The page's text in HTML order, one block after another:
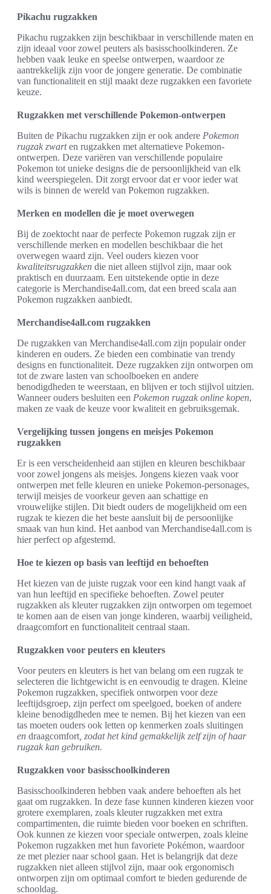
Pikachu rugzakken
Pikachu rugzakken zijn beschikbaar in verschillende maten en
zijn ideaal voor zowel peuters als basisschoolkinderen. Ze
hebben vaak leuke en speelse ontwerpen, waardoor ze
aantrekkelijk zijn voor de jongere generatie. De combinatie
van functionaliteit en stijl maakt deze rugzakken een favoriete
keuze.
Rugzakken met verschillende Pokemon-ontwerpen
Buiten de Pikachu rugzakken zijn er ook andere Pokemon
rugzak zwarten rugzakken met alternatieve Pokemon-
ontwerpen. Deze variëren van verschillende populaire
Pokemon tot unieke designs die de persoonlijkheid van elk
kind weerspiegelen. Dit zorgt ervoor dat er voor ieder wat
wils is binnen de wereld van Pokemon rugzakken.
Merken en modellen die je moet overwegen
Bij de zoektocht naar de perfecte Pokemon rugzak zijn er
verschillende merken en modellen beschikbaar die het
overwegen waard zijn. Veel ouders kiezen voor
kwaliteitsrugzakken die niet alleen stijlvol zijn, maar ook
praktisch en duurzaam. Een uitstekende optie in deze
categorie is Merchandise4all.com, dat een breed scala aan
Pokemon rugzakken aanbiedt.
Merchandise4all.com rugzakken
De rugzakken van Merchandise4all.com zijn populair onder
kinderen en ouders. Ze bieden een combinatie van trendy
designs en functionaliteit. Deze rugzakken zijn ontworpen om
tot de zware lasten van schoolboeken en andere
benodigdheden te weerstaan, en blijven er toch stijlvol uitzien.
Wanneer ouders besluiten een Pokemon rugzak online kopen,
maken ze vaak de keuze voor kwaliteit en gebruiksgemak.
Vergelijking tussen jongens en meisjes Pokemon
rugzakken
Er is een verscheidenheid aan stijlen en kleuren beschikbaar
voor zowel jongens als meisjes. Jongens kiezen vaak voor
ontwerpen met felle kleuren en unieke Pokemon-personages,
terwijl meisjes de voorkeur geven aan schattige en
vrouwelijke stijlen. Dit biedt ouders de mogelijkheid om een
rugzak te kiezen die het beste aansluit bij de persoonlijke
smaak van hun kind. Het aanbod van Merchandise4all.com is
hier perfect op afgestemd.
Hoe te kiezen op basis van leeftijd en behoeften
Het kiezen van de juiste rugzak voor een kind hangt vaak af
van hun leeftijd en specifieke behoeften. Zowel peuter
rugzakken als kleuter rugzakken zijn ontworpen om tegemoet
te komen aan de eisen van jonge kinderen, waarbij veiligheid,
draagcomfort en functionaliteit centraal staan.
Rugzakken voor peuters en kleuters
Voor peuters en kleuters is het van belang om een rugzak te
selecteren die lichtgewicht is en eenvoudig te dragen. Kleine
Pokemon rugzakken, specifiek ontworpen voor deze
leeftijdsgroep, zijn perfect om speelgoed, boeken of andere
kleine benodigdheden mee te nemen. Bij het kiezen van een
tas moeten ouders ook letten op kenmerken zoals sluitingen
en draagcomfort , zodat het kind gemakkelijk zelf zijn of haar
rugzak kan gebruiken.
Rugzakken voor basisschoolkinderen
Basisschoolkinderen hebben vaak andere behoeften als het
gaat om rugzakken. In deze fase kunnen kinderen kiezen voor
grotere exemplaren, zoals kleuter rugzakken met extra
compartimenten, die ruimte bieden voor boeken en schriften.
Ook kunnen ze kiezen voor speciale ontwerpen, zoals kleine
Pokemon rugzakken met hun favoriete Pokémon, waardoor
ze met plezier naar school gaan. Het is belangrijk dat deze
rugzakken niet alleen stijlvol zijn, maar ook ergonomisch
ontworpen zijn om optimaal comfort te bieden gedurende de
schooldag.